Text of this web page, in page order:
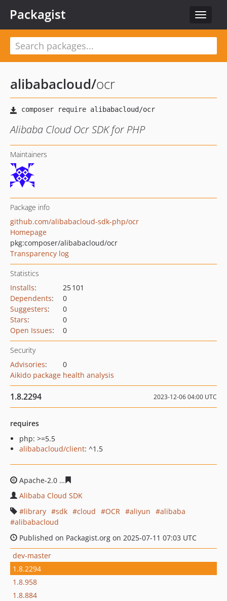
Toggle
Packagist
alibabacloud/ocr
Alibaba Cloud Ocr SDK for PHP
Maintainers
Package info
github.com/alibabacloud-sdk-php/ocr
Homepage
pkg:composer/alibabacloud/ocr
Transparency log
Statistics
Installs:
25 101
Dependents:
0
Suggesters:
0
Stars:
0
Open Issues: 0
Security
Advisories:
0
Aikido package health analysis
1.8.2294 2023-12-06 04:00 UTC
requires
php: >=5.5
alibabacloud/client: ^1.5
Apache-2.0
Alibaba Cloud SDK
library
sdk cloud OCR aliyun
alibaba
alibabacloud
Published on Packagist.org on 2025-07-11 07:03 UTC
dev-master
1.8.2294
1.8.958
1.8.884